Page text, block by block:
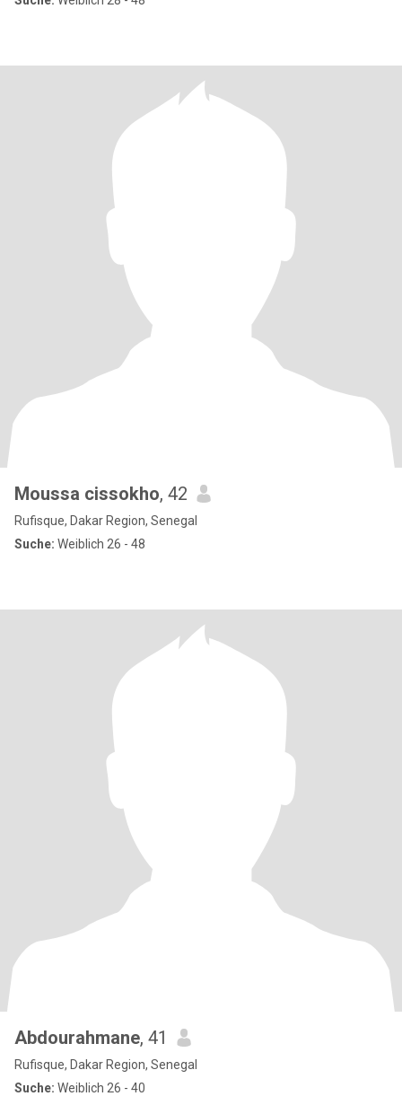
Moussa cissokho, 42
Rufisque, Dakar Region, Senegal
Suche: Weiblich 26 - 48
Abdourahmane, 41
Rufisque, Dakar Region, Senegal
Suche: Weiblich 26 - 40